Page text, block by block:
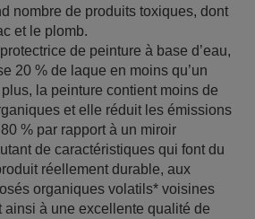
nombre de produits toxiques, dont
et le plomb.
de peinture à base d’eau,
20 % de laque en moins qu’un
la peinture contient moins de
et elle réduit les émissions
% par rapport à un miroir
de caractéristiques qui font du
réellement durable, aux
organiques volatils* voisines
ainsi à une excellente qualité de